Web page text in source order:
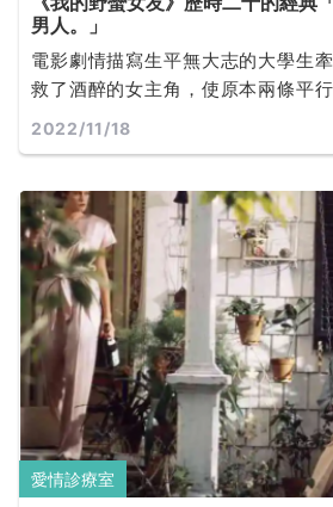
男人。」
電影劇情描寫生平無大志的大學生
救了酒醉的女主角，使原本兩條平
產生了連結。整天無所事事的牽牛
藏心事。
2022/11/18
愛情診療室